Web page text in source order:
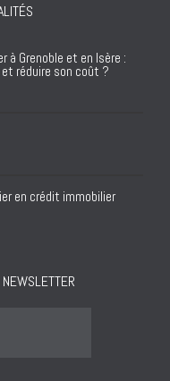
à Grenoble et en Isère :
réduire son coût ?
en crédit immobilier